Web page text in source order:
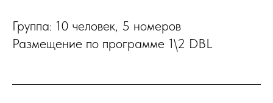
Группа: 10 человек, 5 номеров
Размещение по программе 1\2 DBL